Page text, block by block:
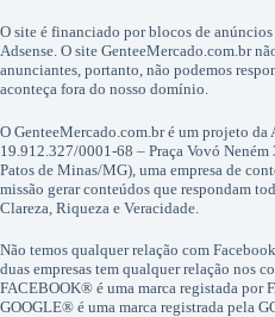
O site é financiado por blocos de
Adsense. O site GenteeMercado.com.br
anunciantes, portanto, não podemos
aconteça fora do nosso domínio.
O GenteeMercado.com.br é um projeto da
19.912.327/0001-68 – Praça Vovó
Patos de Minas/MG), uma empresa de
missão gerar conteúdos que respondam
Clareza, Riqueza e Veracidade.
Não temos qualquer relação com
duas empresas tem qualquer relação nos
FACEBOOK® é uma marca registada por
GOOGLE® é uma marca registrada pela